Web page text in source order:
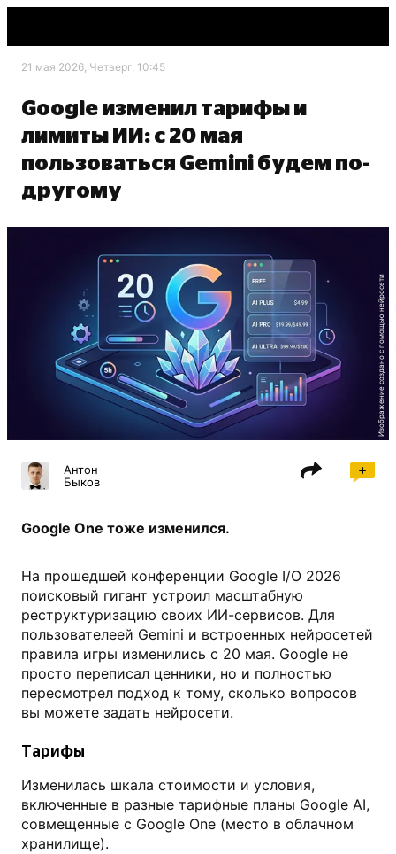
21 мая 2026, Четверг, 10:45
Google изменил тарифы и
лимиты ИИ: с 20 мая
пользоваться Gemini будем по-
другому
Изображение создано с помощью нейросети
Антон
Быков
Google One тоже изменился.
На прошедшей конференции Google I/O 2026
поисковый гигант устроил масштабную
реструктуризацию своих ИИ-сервисов. Для
пользователеей Gemini и встроенных нейросетей
правила игры изменились с 20 мая. Google не
просто переписал ценники, но и полностью
пересмотрел подход к тому, сколько вопросов
вы можете задать нейросети.
Тарифы
Изменилась шкала стоимости и условия,
включенные в разные тарифные планы Google AI,
совмещенные с Google One (место в облачном
хранилище).